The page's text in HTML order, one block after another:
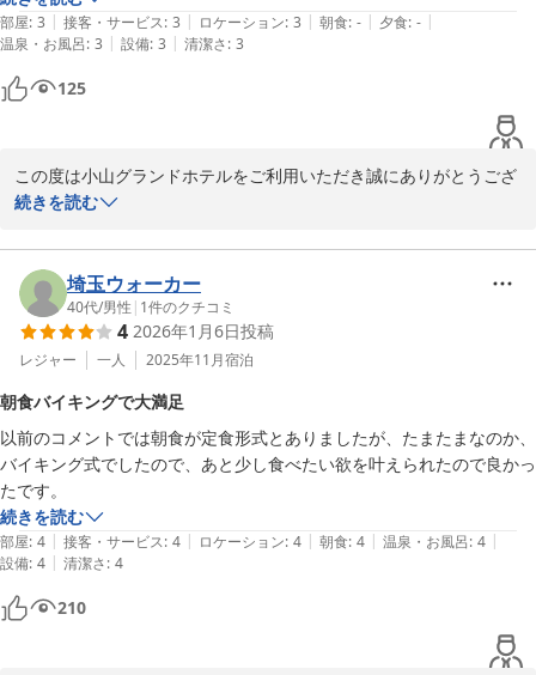
部屋: 3 | 接客・サービス: 3 | ロケーション: 3 | 朝食: - | 夕食: - |
温泉・お風呂: 3 | 設備: 3 | 清潔さ: 3
125
この度は小山グランドホテルをご利用いただき誠にありがとうござ
います。
ご不便をおかけし申し訳ありませんでした。
今後の改修課題とさせて頂きます。
貴重なご意見ありがとうございました。
またのご利用をお待ちしております。
小山グランドホテル
2026-02-07
続きを読む
埼玉ウォーカー
40代/男性 | 1件のクチコミ
4 2026年1月6日投稿
レジャー 一人 2025年11月宿泊
朝食バイキングで大満足
以前のコメントでは朝食が定食形式とありましたが、たまたまなのか、
バイキング式でしたので、あと少し食べたい欲を叶えられたので良かっ
たです。
続きを読む
部屋: 4 | 接客・サービス: 4 | ロケーション: 4 | 朝食: 4 | 温泉・お風呂: 4 |
設備: 4 | 清潔さ: 4
210